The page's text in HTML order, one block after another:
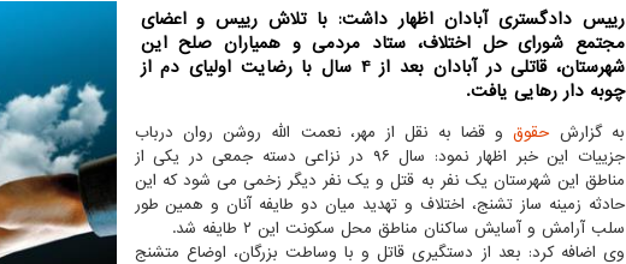
رییس دادگستری آبادان اظهار داشت: با تلاش رییس و اعضای
مجتمع شورای حل اختلاف، ستاد مردمی و همیاران صلح این
شهرستان، قاتلی در آبادان بعد از 4 سال با رضایت اولیای دم از
چوبه دار رهایی یافت.
به گزارش حقوقو قضا به نقل از مهر، نعمت الله روشن روان درباب
جزییات این خبر اظهار نمود: سال ۹۶ در نزاعی دسته جمعی در یکی از
مناطق این شهرستان یک نفر به قتل و یک نفر دیگر زخمی می شود که این
حادثه زمینه ساز تشنج، اختلاف و تهدید میان دو طایفه آنان و همین طور
سلب آرامش و آسایش ساکنان مناطق محل سکونت این ۲ طایفه شد.
وی اضافه کرد: بعد از دستگیری قاتل و با وساطت بزرگان، اوضاع متشنج